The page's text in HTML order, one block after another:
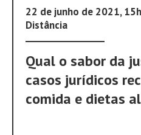
22 de junho de 2021,
Distância
Qual o sabor da
casos jurídicos
comida e dietas